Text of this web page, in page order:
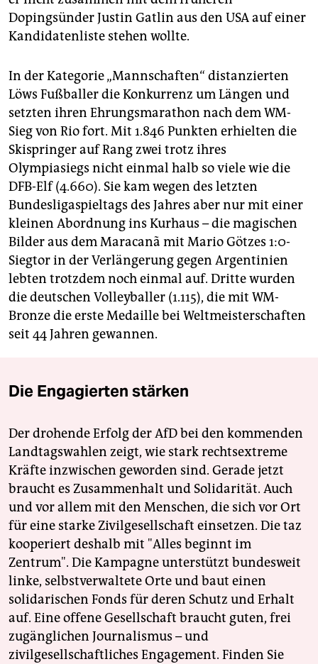
Dopingsünder Justin Gatlin aus den USA auf einer
Kandidatenliste stehen wollte.
In der Kategorie „Mannschaften“ distanzierten
Löws Fußballer die Konkurrenz um Längen und
setzten ihren Ehrungsmarathon nach dem WM-
Sieg von Rio fort. Mit 1.846 Punkten erhielten die
Skispringer auf Rang zwei trotz ihres
Olympiasiegs nicht einmal halb so viele wie die
DFB-Elf (4.660). Sie kam wegen des letzten
Bundesligaspieltags des Jahres aber nur mit einer
kleinen Abordnung ins Kurhaus – die magischen
Bilder aus dem Maracanã mit Mario Götzes 1:0-
Siegtor in der Verlängerung gegen Argentinien
lebten trotzdem noch einmal auf. Dritte wurden
die deutschen Volleyballer (1.115), die mit WM-
Bronze die erste Medaille bei Weltmeisterschaften
seit 44 Jahren gewannen.
Die Engagierten stärken
Der drohende Erfolg der AfD bei den kommenden
Landtagswahlen zeigt, wie stark rechtsextreme
Kräfte inzwischen geworden sind. Gerade jetzt
braucht es Zusammenhalt und Solidarität. Auch
und vor allem mit den Menschen, die sich vor Ort
für eine starke Zivilgesellschaft einsetzen. Die taz
kooperiert deshalb mit "Alles beginnt im
Zentrum". Die Kampagne unterstützt bundesweit
linke, selbstverwaltete Orte und baut einen
solidarischen Fonds für deren Schutz und Erhalt
auf. Eine offene Gesellschaft braucht guten, frei
zugänglichen Journalismus – und
zivilgesellschaftliches Engagement. Finden Sie